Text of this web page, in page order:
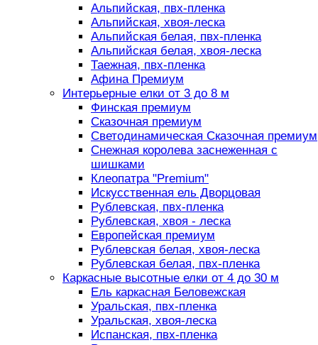
Альпийская, пвх-пленка
Альпийская, хвоя-леска
Альпийская белая, пвх-пленка
Альпийская белая, хвоя-леска
Таежная, пвх-пленка
Афина Премиум
Интерьерные елки от 3 до 8 м
Финская премиум
Сказочная премиум
Светодинамическая Сказочная премиум
Снежная королева заснеженная с
шишками
Клеопатра "Premium"
Искусственная ель Дворцовая
Рублевская, пвх-пленка
Рублевская, хвоя - леска
Европейская премиум
Рублевская белая, хвоя-леска
Рублевская белая, пвх-пленка
Каркасные высотные елки от 4 до 30 м
Ель каркасная Беловежская
Уральская, пвх-пленка
Уральская, хвоя-леска
Испанская, пвх-пленка